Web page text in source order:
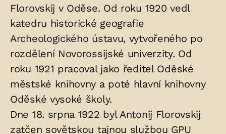
Florovskij v Oděse. Od roku 1920 vedl
katedru historické geografie
Archeologického ústavu, vytvořeného po
rozdělení Novorossijské univerzity. Od
roku 1921 pracoval jako ředitel Oděské
městské knihovny a poté hlavní knihovny
Oděské vysoké školy.
Dne 18. srpna 1922 byl Antonij Florovskij
zatčen sovětskou tajnou službou GPU